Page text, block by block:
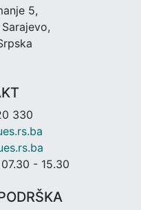
5,
330
- 15.30